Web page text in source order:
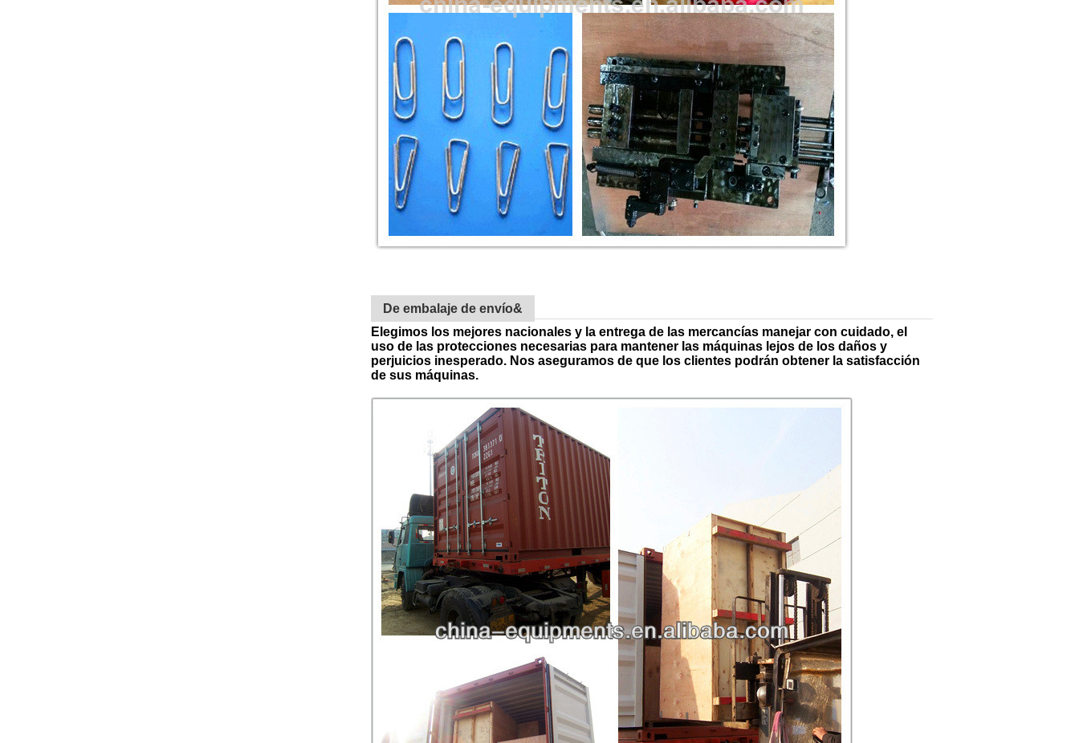
De embalaje de envío&
Elegimos los mejores nacionales y la entrega de las mercancías manejar con cuidado, el
uso de las protecciones necesarias para mantener las máquinas lejos de los daños y
perjuicios inesperado. Nos aseguramos de que los clientes podrán obtener la satisfacción
de sus máquinas.